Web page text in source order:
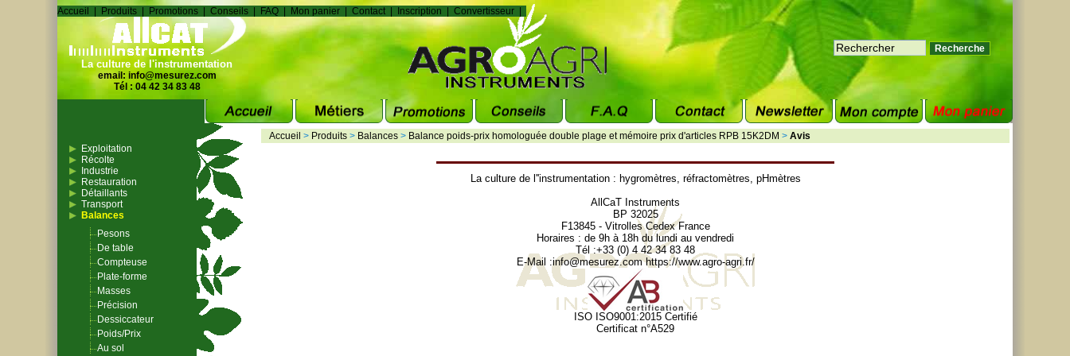
La culture de l'instrumentation
email: info@mesurez.com
Tél : 04 42 34 83 48
Accueil Produits Promotions Conseils FAQ Mon panier Contact Inscription Convertisseur
Exploitation
Récolte
Industrie
Restauration
Détaillants
Transport
Balances
Pesons
De table
Compteuse
Plate-forme
Masses
Précision
Dessiccateur
Poids/Prix
Au sol
Accueil > Produits > Balances > Balance poids-prix homologuée double plage et mémoire prix d'articles RPB 15K2DM > Avis
La culture de l''instrumentation : hygromètres, réfractomètres, pHmètres
AllCaT Instruments
BP 32025
F13845 - Vitrolles Cedex France
Horaires : de 9h à 18h du lundi au vendredi
Tél :+33 (0) 4 42 34 83 48
E-Mail :info@mesurez.com https://www.agro-agri.fr/
ISO ISO9001:2015 Certifié
Certificat n°A529